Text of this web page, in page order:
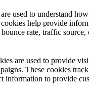
used to understand
help provide
rate, traffic source,
are used to provide
These cookies
information to provide